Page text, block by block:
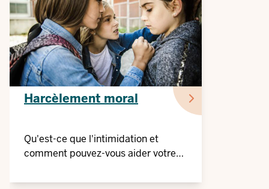
Harcèlement moral
Qu'est-ce que l'intimidation et
comment pouvez-vous aider votre
?